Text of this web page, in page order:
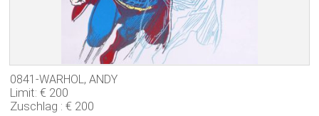
0841-WARHOL, ANDY
Limit: € 200
Zuschlag : € 200